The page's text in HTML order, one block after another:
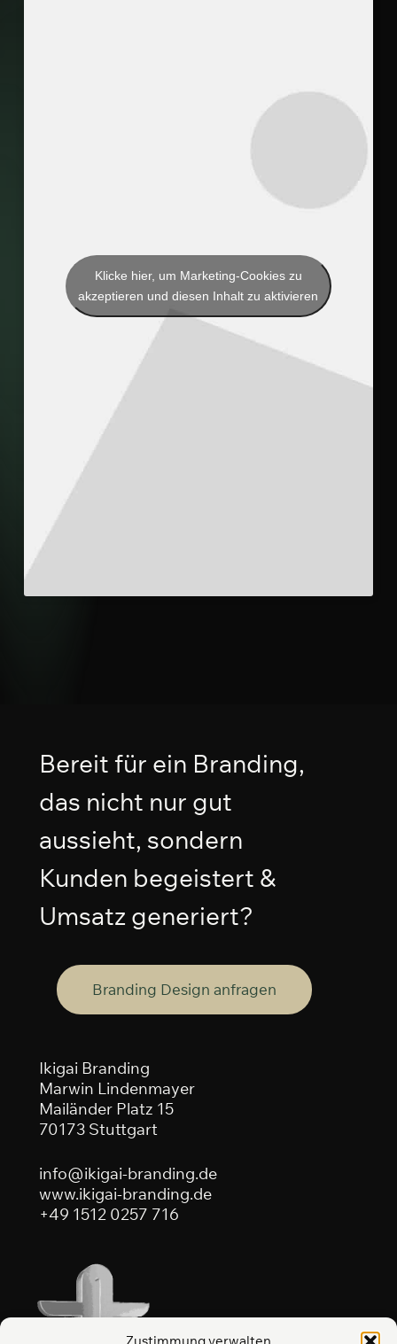
Klicke hier, um Marketing-Cookies zu
akzeptieren und diesen Inhalt zu aktivieren
Bereit für ein Branding,
das nicht nur gut
aussieht, sondern
Kunden begeistert &
Umsatz generiert?
Branding Design anfragen
Ikigai Branding
Marwin Lindenmayer
Mailänder Platz 15
70173 Stuttgart
info@ikigai-branding.de
www.ikigai-branding.de
+49 1512 0257 716